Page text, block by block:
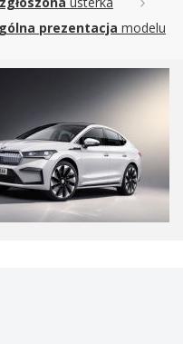
prezentacja modelu